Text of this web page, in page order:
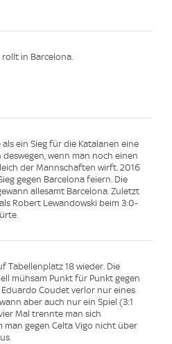
rollt in Barcelona.
ein Sieg für die Katalanen eine
wenn man noch einen
der Mannschaften wirft. 2016
gegen Barcelona feiern. Die
allesamt Barcelona. Zuletzt
Robert Lewandowski beim 3:0-
Tabellenplatz 18 wieder. Die
mühsam Punkt für Punkt gegen
Eduardo Coudet verlor nur eines
aber auch nur ein Spiel (3:1
Mal trennte man sich
man gegen Celta Vigo nicht über